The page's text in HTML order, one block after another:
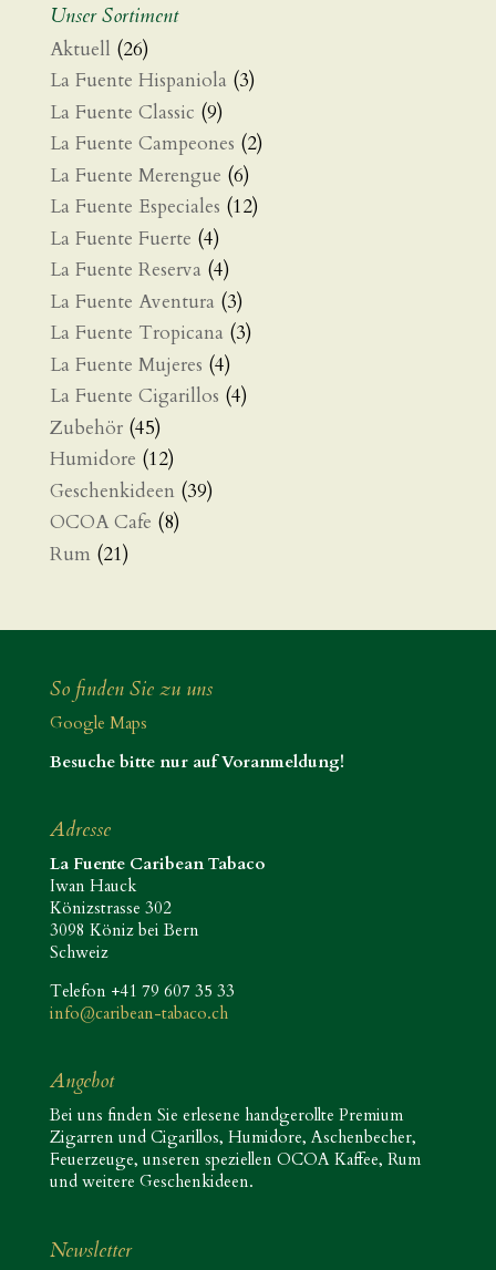
Unser Sortiment
Aktuell (26)
La Fuente Hispaniola (3)
La Fuente Classic (9)
La Fuente Campeones (2)
La Fuente Merengue (6)
La Fuente Especiales (12)
La Fuente Fuerte (4)
La Fuente Reserva (4)
La Fuente Aventura (3)
La Fuente Tropicana (3)
La Fuente Mujeres (4)
La Fuente Cigarillos (4)
Zubehör (45)
Humidore (12)
Geschenkideen (39)
OCOA Cafe (8)
Rum (21)
So finden Sie zu uns
Google Maps
Besuche bitte nur auf Voranmeldung!
Adresse
La Fuente Caribean Tabaco
Iwan Hauck
Könizstrasse 302
3098 Köniz bei Bern
Schweiz
Telefon +41 79 607 35 33
info@caribean-tabaco.ch
Angebot
Bei uns finden Sie erlesene handgerollte Premium
Zigarren und Cigarillos, Humidore, Aschenbecher,
Feuerzeuge, unseren speziellen OCOA Kaffee, Rum
und weitere Geschenkideen.
Newsletter